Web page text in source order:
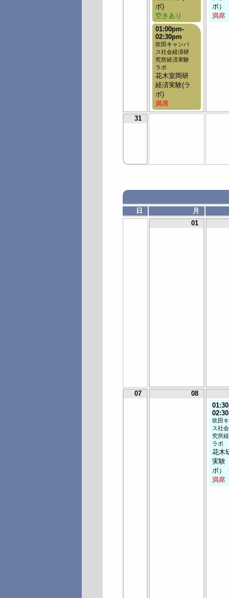
ボ)
空きあり
01:00pm-
02:30pm
吹田キャンパ
ス社会経済研
究所経済実験
ラボ
花木室岡研
経済実験(ラ
ボ)
満席
ボ）
満席
31
日
月
01
07
08
吹田
ス社
究所
ラボ
花木
実験
ボ）
満席